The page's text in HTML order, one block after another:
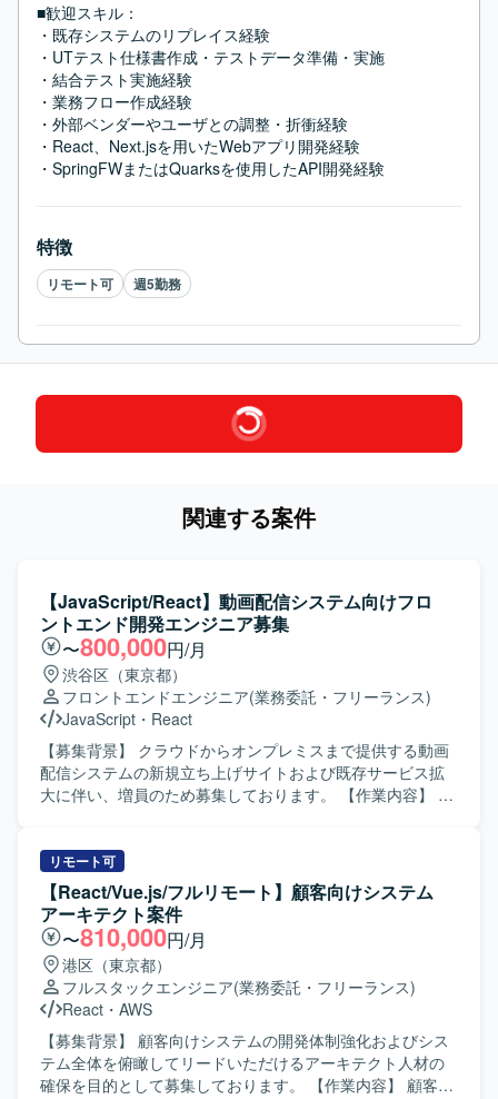
■歓迎スキル：
・既存システムのリプレイス経験
・UTテスト仕様書作成・テストデータ準備・実施
・結合テスト実施経験
・業務フロー作成経験
・外部ベンダーやユーザとの調整・折衝経験
・React、Next.jsを用いたWebアプリ開発経験
・SpringFWまたはQuarksを使用したAPI開発経験
特徴
リモート可 週5勤務
関連する案件
【JavaScript/React】動画配信システム向けフロ
ントエンド開発エンジニア募集
〜800,000円/月
渋谷区（東京都）
フロントエンドエンジニア(業務委託・フリーランス)
JavaScript ・ React
【募集背景】 クラウドからオンプレミスまで提供する動画
配信システムの新規立ち上げサイトおよび既存サービス拡
大に伴い、増員のため募集しております。 【作業内容】 動
HTML/CSS/JavaScript/Node.js/Reactを用いたSPAおよび
SSRのWebサイト開発を行います。 詳細設計、製造、単体
テスト、プロジェクトによっては保守・運用までをご対応
いただきます。 スキルやプロジェクト状況に応じて、基本
設計や技術担当としての顧客ミーティング同席なども想定
しております。 【求める人物像】 品質への配慮と開発スピ
ードのバランスを意識して取り組める方を求めておりま
す。 コミュニケーションを大切にし、課題に対して柔軟に
対応できる方を歓迎いたします。 プロジェクトの一員とし
て主体性と責任感を持ち、業務を推進していただける方を
想定しております。 新しい技術の習得や活用に前向きに取
リモート可
【React/Vue.js/フルリモート】顧客向けシステム
アーキテクト案件
〜810,000円/月
港区（東京都）
フルスタックエンジニア(業務委託・フリーランス)
React ・ AWS
【募集背景】 顧客向けシステムの開発体制強化およびシス
テム全体を俯瞰してリードいただけるアーキテクト人材の
確保を目的として募集しております。 【作業内容】 顧客向